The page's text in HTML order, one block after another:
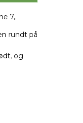
7,
rundt på
og